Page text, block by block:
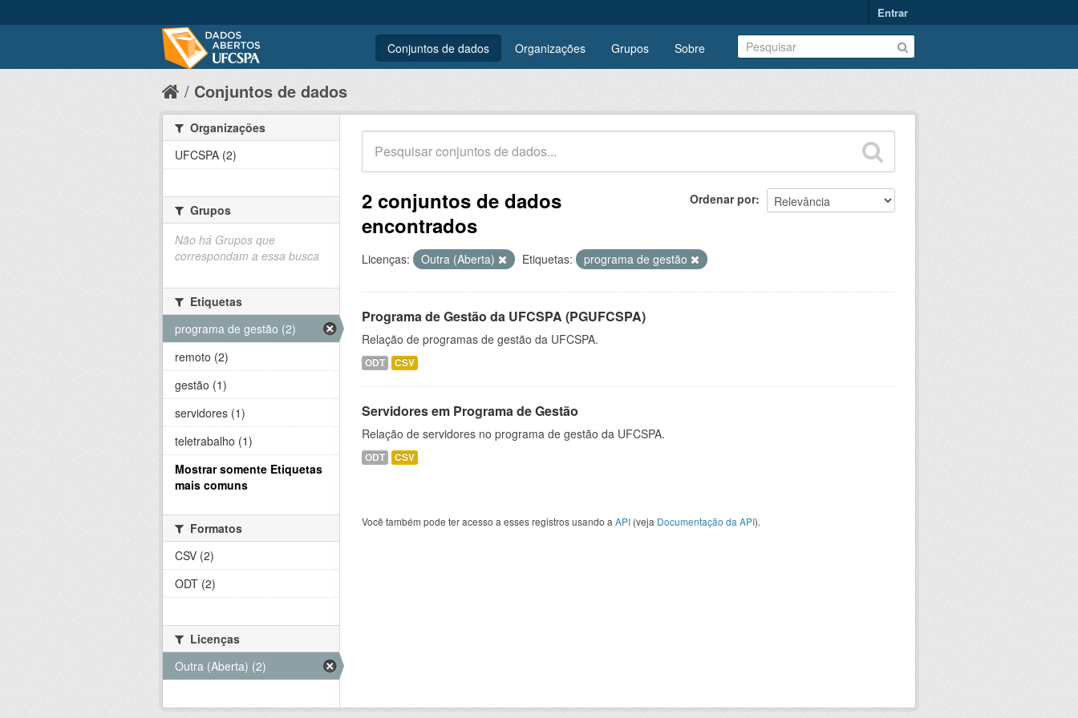
Entrar
Conjuntos de dados Organizações Grupos Sobre
Conjuntos de dados
Ordenar por
2 conjuntos de dados
encontrados
Licenças: Outra (Aberta) Etiquetas: programa de gestão
Programa de Gestão da UFCSPA (PGUFCSPA)
Relação de programas de gestão da UFCSPA.
ODT CSV
Servidores em Programa de Gestão
Relação de servidores no programa de gestão da UFCSPA.
ODT CSV
Você também pode ter acesso a esses registros usando a API (veja Documentação da API).
Organizações
UFCSPA (2)
Grupos
Não há Grupos que
correspondam a essa busca
Etiquetas
programa de gestão (2)
remoto (2)
gestão (1)
servidores (1)
teletrabalho (1)
Mostrar somente Etiquetas
mais comuns
Formatos
CSV (2)
ODT (2)
Licenças
Outra (Aberta) (2)